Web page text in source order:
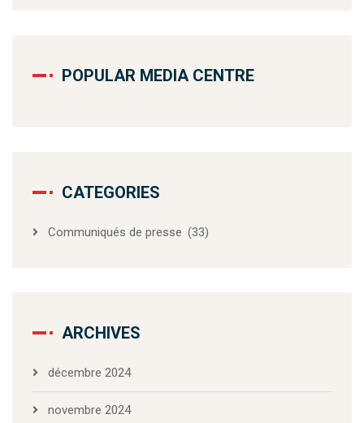
POPULAR MEDIA CENTRE
CATEGORIES
Communiqués de presse (33)
ARCHIVES
décembre 2024
novembre 2024